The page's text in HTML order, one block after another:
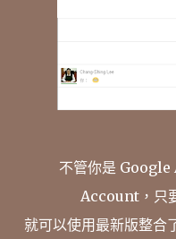
不管你是
Account，只
就可以使用最新版整